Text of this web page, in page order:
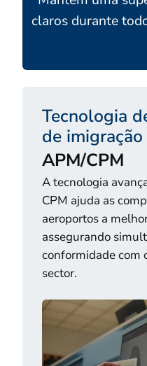
claros durante
Tecnologia
de imigração
APM/CPM
A tecnologia
CPM ajuda as
aeroportos a
assegurando
conformidade com
sector.